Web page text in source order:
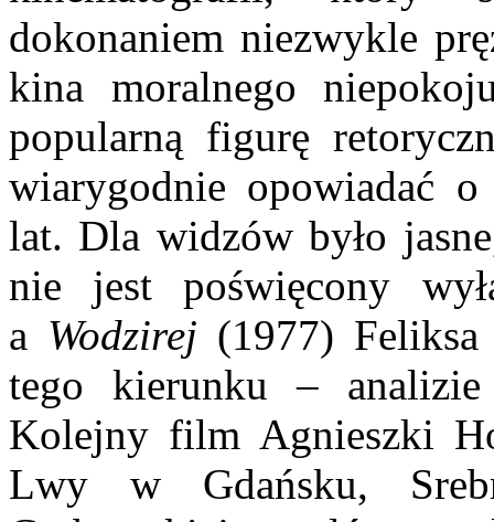
dokonaniem niezwykle
kina moralnego
popularną figurę
wiarygodnie opowiadać
lat. Dla widzów było
nie jest poświęcony
a Wodzirej (1977)
tego kierunku – analizie
Kolejny film Agnieszki
Lwy w Gdańsku,